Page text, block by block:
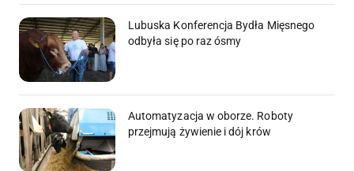
Lubuska Konferencja Bydła Mięsnego
odbyła się po raz ósmy
Automatyzacja w oborze. Roboty
przejmują żywienie i dój krów